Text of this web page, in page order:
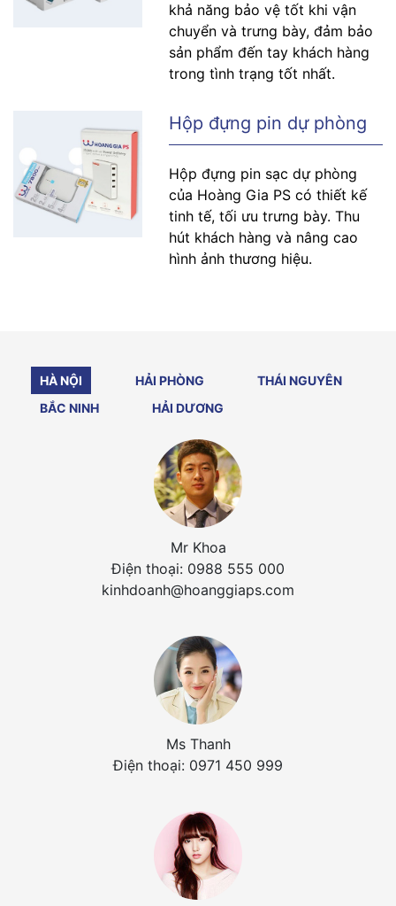
khả năng bảo vệ tốt khi vận
chuyển và trưng bày, đảm bảo
sản phẩm đến tay khách hàng
trong tình trạng tốt nhất.
Hộp đựng pin dự phòng
Hộp đựng pin sạc dự phòng
của Hoàng Gia PS có thiết kế
tinh tế, tối ưu trưng bày. Thu
hút khách hàng và nâng cao
hình ảnh thương hiệu.
HÀ NỘI HẢI PHÒNG
THÁI NGUYÊN
BẮC NINH
HẢI DƯƠNG
Mr Khoa
Điện thoại: 0988 555 000
kinhdoanh@hoanggiaps.com
Ms Thanh
Điện thoại: 0971 450 999